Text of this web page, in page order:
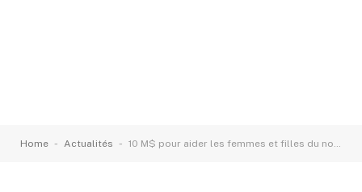
Home - Actualités - 10 M$ pour aider les femmes et filles du nord de l’Amérique centrale